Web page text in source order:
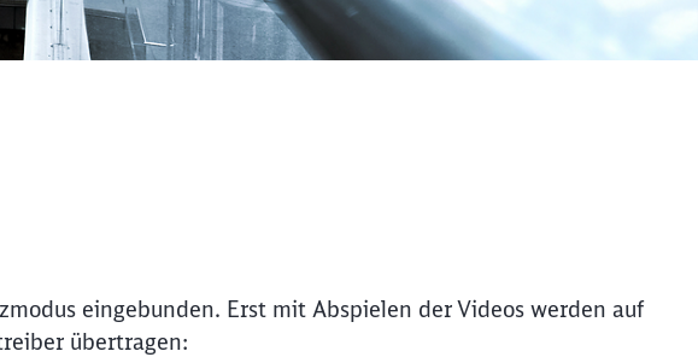
eingebunden. Erst mit Abspielen der Videos werden auf
übertragen:
Go